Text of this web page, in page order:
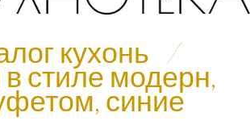
кухонь /
в стиле модерн,
синие